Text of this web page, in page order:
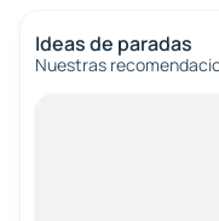
Ideas de paradas
Nuestras